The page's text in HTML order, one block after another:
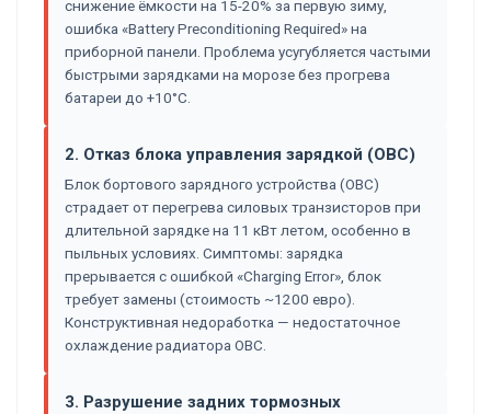
снижение ёмкости на 15-20% за первую зиму,
ошибка «Battery Preconditioning Required» на
приборной панели. Проблема усугубляется частыми
быстрыми зарядками на морозе без прогрева
батареи до +10°C.
2. Отказ блока управления зарядкой (OBC)
Блок бортового зарядного устройства (OBC)
страдает от перегрева силовых транзисторов при
длительной зарядке на 11 кВт летом, особенно в
пыльных условиях. Симптомы: зарядка
прерывается с ошибкой «Charging Error», блок
требует замены (стоимость ~1200 евро).
Конструктивная недоработка — недостаточное
охлаждение радиатора OBC.
3. Разрушение задних тормозных